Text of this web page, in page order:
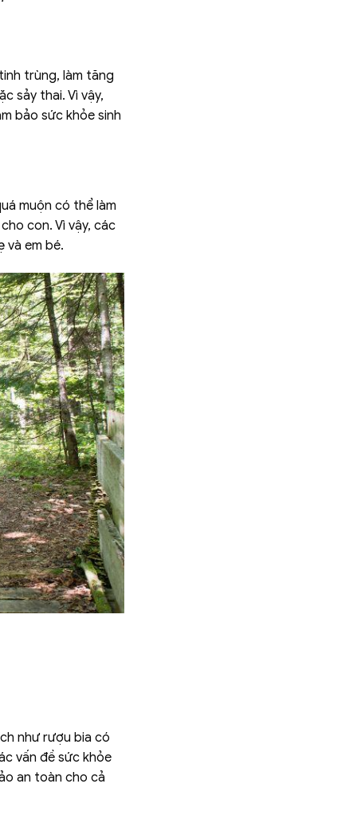
trùng, làm tăng
sảy thai. Vì vậy,
bảo sức khỏe sinh
muộn có thể làm
con. Vì vậy, các
và em bé.
như rượu bia có
vấn đề sức khỏe
an toàn cho cả